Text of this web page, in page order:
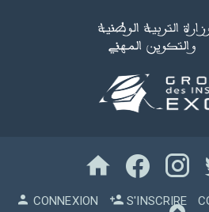
CONNEXION S'INSCRIRE